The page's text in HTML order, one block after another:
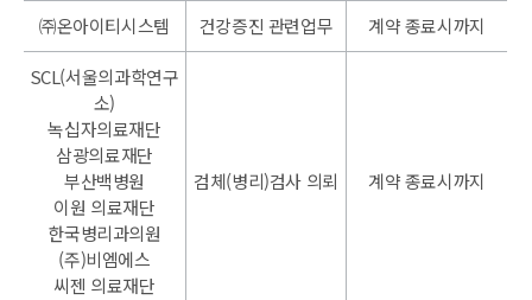
㈜온아이티시스템 건강증진 관련업무 계약 종료시까지
SCL(서울의과학연구
소)
녹십자의료재단
삼광의료재단
부산백병원
이원 의료재단
한국병리과의원
(주)비엠에스
씨젠 의료재단
검체(병리)검사 의뢰 계약 종료시까지